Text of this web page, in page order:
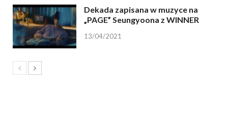
Dekada zapisana w muzyce na
„PAGE” Seungyoona z WINNER
13/04/2021